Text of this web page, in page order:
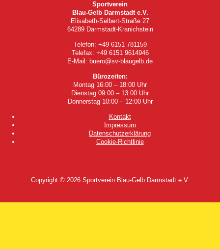
Sportverein
Blau-Gelb Darmstadt e.V.
Elisabeth-Selbert-Straße 27
64289 Darmstadt-Kranichstein
Telefon: +49 6151 781159
Telefax: +49 6151 9614946
E-Mail: buero@sv-blaugelb.de
Bürozeiten:
Montag 16:00 – 18:00 Uhr
Dienstag 09:00 – 13:00 Uhr
Donnerstag 10:00 – 12:00 Uhr
Kontakt
Impressum
Datenschutzerklärung
Cookie-Richtlinie
Copyright © 2026 Sportverein Blau-Gelb Darmstadt e.V.